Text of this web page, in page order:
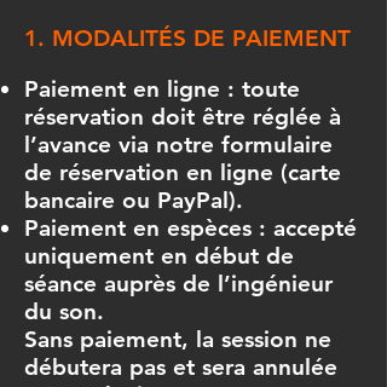
1. MODALITÉS DE PAIEMENT
Paiement en ligne : toute
réservation doit être réglée à
l’avance via notre formulaire
de réservation en ligne (carte
bancaire ou PayPal).
Paiement en espèces : accepté
uniquement en début de
séance auprès de l’ingénieur
du son.
Sans paiement, la session ne
débutera pas et sera annulée